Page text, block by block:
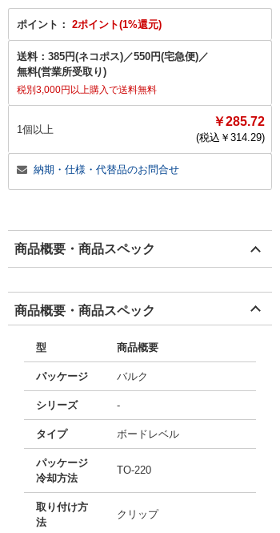
ポイント： 2ポイント(1%還元)
送料： 385円(ネコポス)／550円(宅急便)／
無料(営業所受取り)
税別3,000円以上購入で送料無料
1個以上
￥285.72
(税込￥ 314.29)
納期・仕様・代替品のお問合せ
商品概要・商品スペック
商品概要・商品スペック
型 商品概要
パッケージ バルク
シリーズ -
タイプ ボードレベル
パッケージ
冷却方法
TO-220
取り付け方
法
クリップ